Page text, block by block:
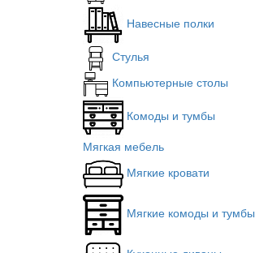
Навесные полки
Стулья
Компьютерные столы
Комоды и тумбы
Мягкая мебель
Мягкие кровати
Мягкие комоды и тумбы